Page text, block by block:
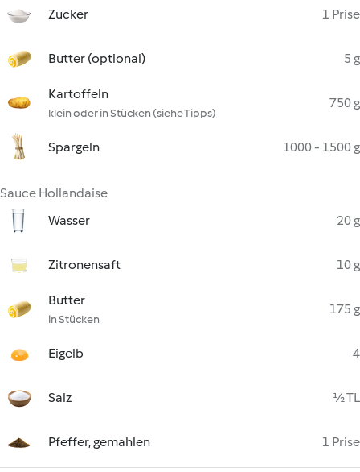
Zucker 1 Prise
Butter (optional) 5 g
Kartoffeln
klein oder in Stücken (siehe Tipps)
750 g
Spargeln 1000 - 1500 g
Sauce Hollandaise
Wasser
20 g
Zitronensaft 10 g
Butter
in Stücken
175 g
Eigelb 4
Salz ½ TL
Pfeffer, gemahlen 1 Prise